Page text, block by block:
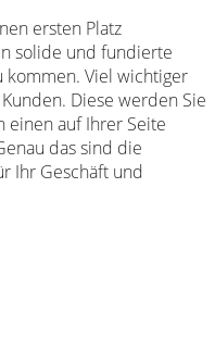
ersten Platz
solide und fundierte
kommen. Viel wichtiger
Diese werden Sie
einen auf Ihrer Seite
das sind die
Ihr Geschäft und